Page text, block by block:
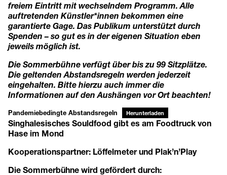
freiem Eintritt mit wechselndem Programm. Alle
auftretenden Künstler*innen bekommen eine
garantierte Gage. Das Publikum unterstützt durch
Spenden – so gut es in der eigenen Situation eben
jeweils möglich ist.
Die Sommerbühne verfügt über bis zu 99 Sitzplätze.
Die geltenden Abstandsregeln werden jederzeit
eingehalten. Bitte hierzu auch immer die
Informationen auf den Aushängen vor Ort beachten!
Pandemiebedingte Abstandsregeln Herunterladen
Singhalesisches Souldfood gibt es am Foodtruck von
Hase im Mond
Kooperationspartner: Löffelmeterund Plak’n’Play
Die Sommerbühne wird gefördert durch: